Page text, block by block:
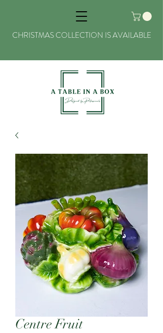
CHRISTMAS COLLECTION IS AVAILABLE
Centre Fruit